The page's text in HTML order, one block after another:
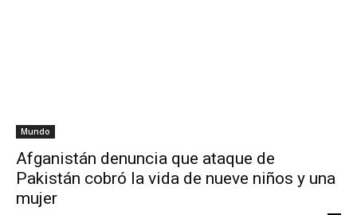
Mundo
Afganistán denuncia que ataque de
Pakistán cobró la vida de nueve niños y una
mujer